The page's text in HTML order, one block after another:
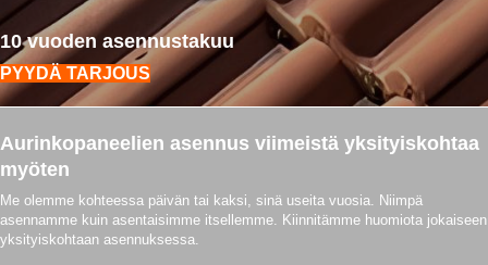
10 vuoden asennustakuu
PYYDÄ TARJOUS
Aurinkopaneelien asennus viimeistä yksityiskohtaa
myöten
Me olemme kohteessa päivän tai kaksi, sinä useita vuosia. Niimpä
asennamme kuin asentaisimme itsellemme. Kiinnitämme huomiota jokaiseen
yksityiskohtaan asennuksessa.